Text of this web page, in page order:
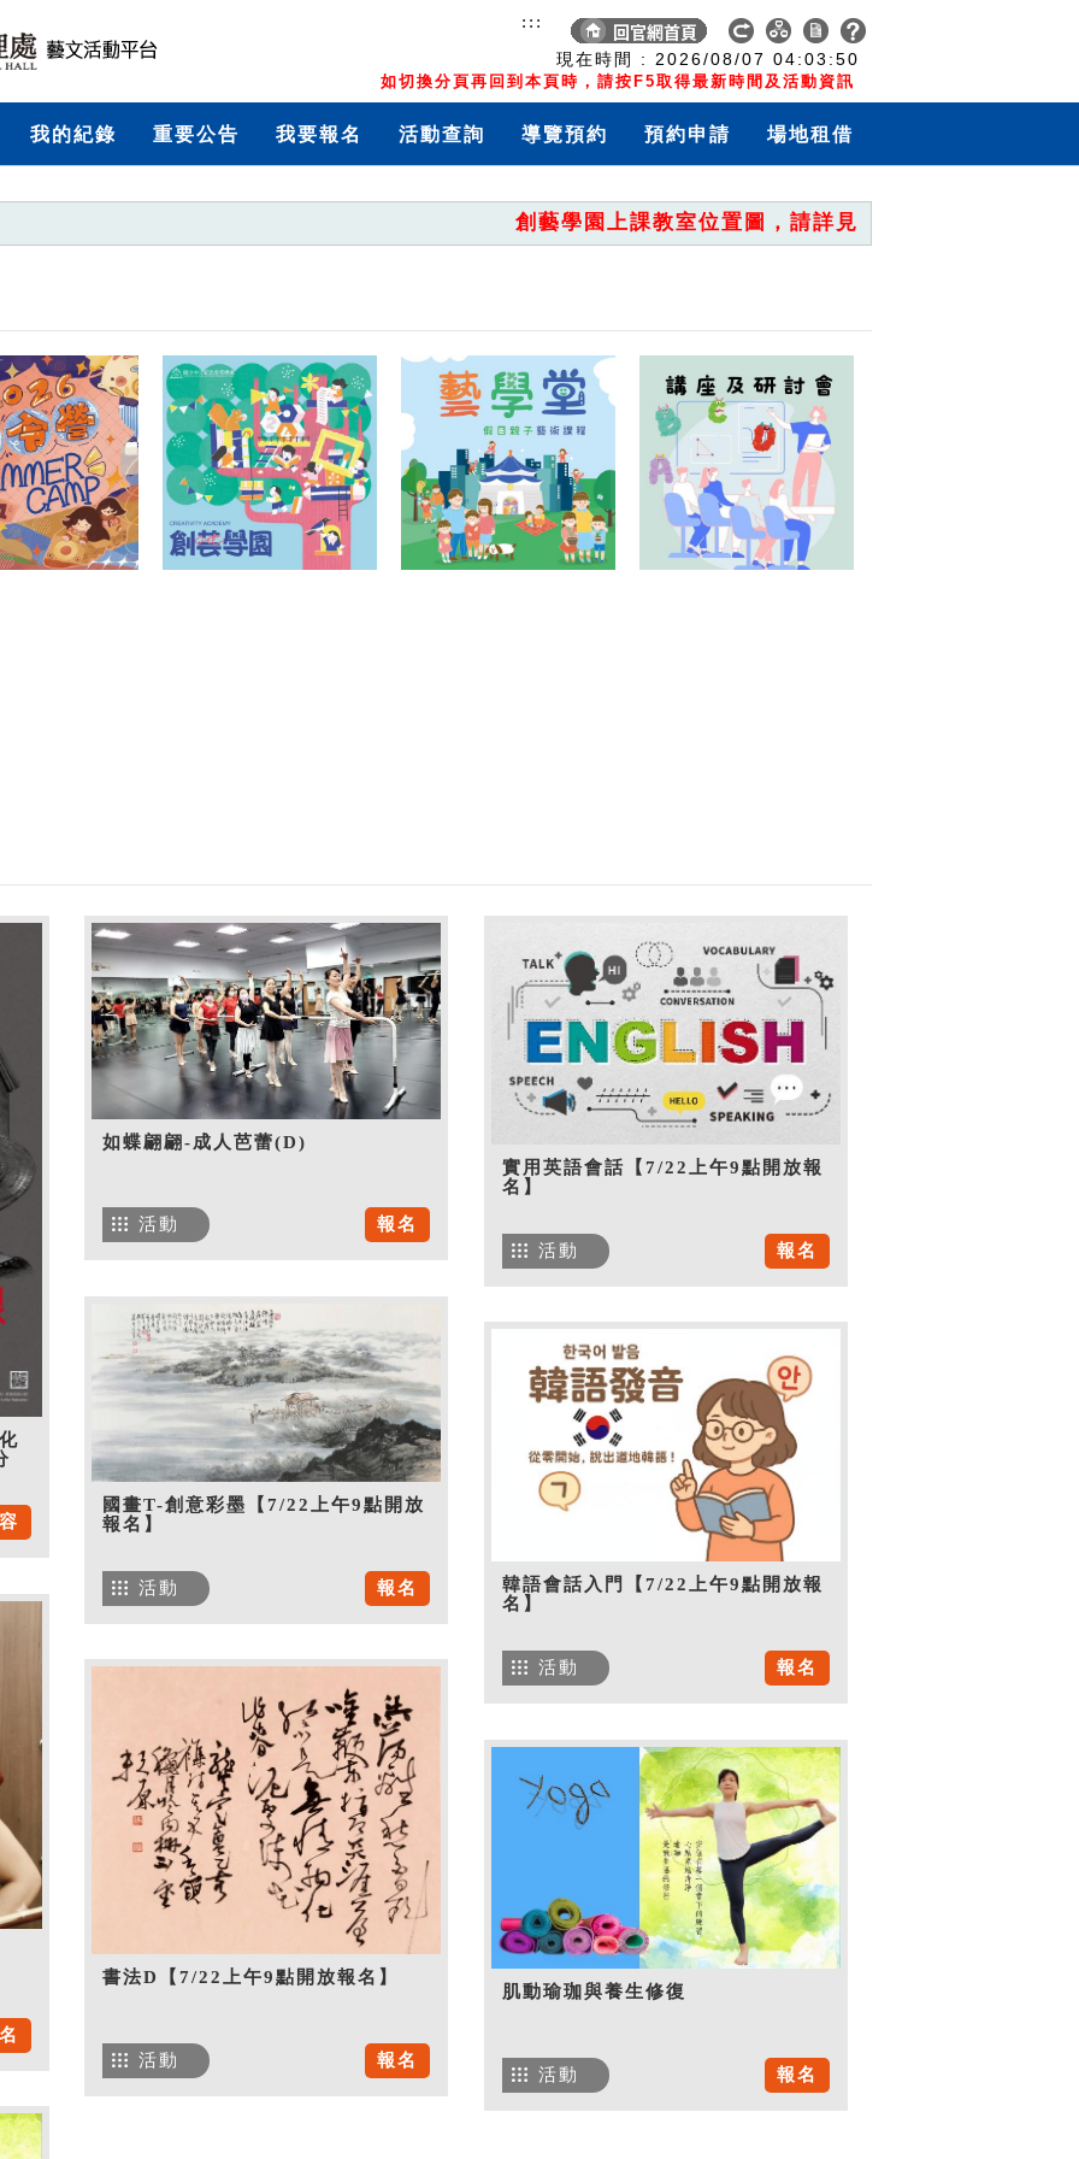
現在時間 : 2026/08/07 04:03:50
如切換分頁再回到本頁時，請按F5取得最新時間及活動資訊
:::
我的紀錄 重要公告 我要報名 活動查詢 導覽預約 預約申請 場地租借
創藝學園上課教室位置圖，請詳見「重要公告」。
如蝶翩翩-成人芭蕾(D)
報名
活動
實用英語會話【7/22上午9點開放報
名】
報名
活動
國畫T-創意彩墨【7/22上午9點開放
報名】
報名
活動
韓語會話入門【7/22上午9點開放報
名】
報名
活動
書法D【7/22上午9點開放報名】
報名
活動
肌動瑜珈與養生修復
報名
活動